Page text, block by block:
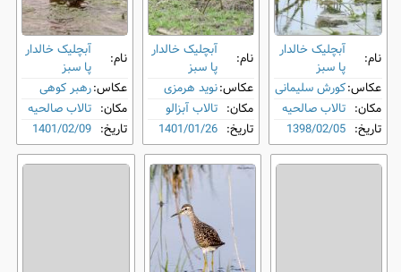
نام:
آبچلیک خالدار
پا سبز
عکاس:کورش سلیمانی
مکان: تالاب صالحیه
تاریخ: 1398/02/05
نام:
آبچلیک خالدار
پا سبز
عکاس:نوید هرمزی
مکان: تالاب آبزالو
تاریخ: 1401/01/26
نام:
آبچلیک خالدار
پا سبز
عکاس:رهبر کوهی
مکان: تالاب صالحیه
تاریخ: 1401/02/09